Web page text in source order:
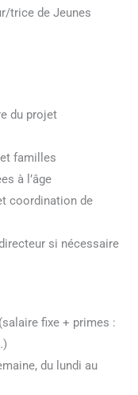
trice de Jeunes
du projet
familles
à l’âge
coordination de
si nécessaire
fixe + primes :
du lundi au